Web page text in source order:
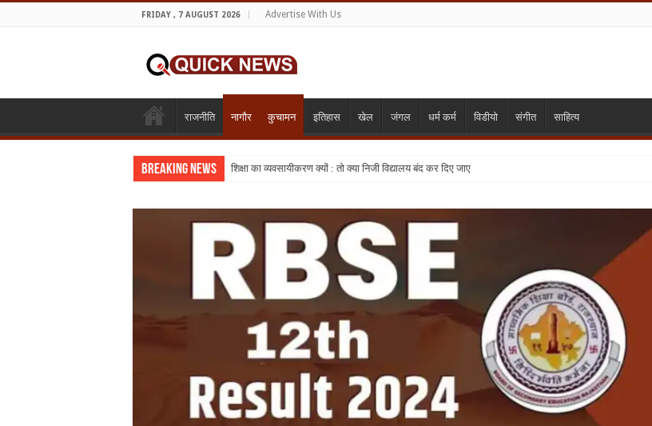
FRIDAY , 7 AUGUST 2026 Advertise With Us
राजनीति नागौर कुचामन इतिहास खेल जंगल धर्म कर्म विडीयो संगीत साहित्य
Breaking News शिक्षा का व्यवसायीकरण क्यों : तो क्या निजी विद्यालय बंद कर दिए जाए